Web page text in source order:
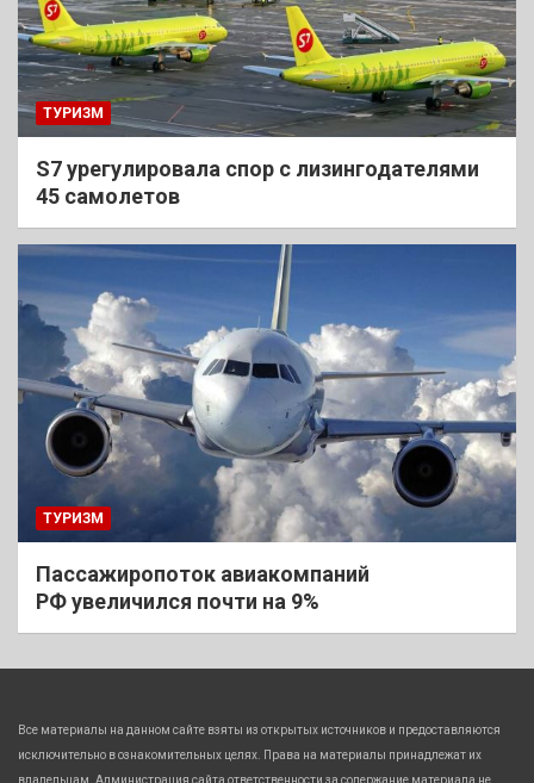
ТУРИЗМ
S7 урегулировала спор с лизингодателями
45 самолетов
ТУРИЗМ
Пассажиропоток авиакомпаний
РФ увеличился почти на 9%
Все материалы на данном сайте взяты из открытых источников и предоставляются
исключительно в ознакомительных целях. Права на материалы принадлежат их